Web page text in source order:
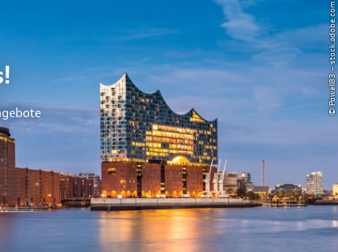
© Powell83 – stock.adobe.com